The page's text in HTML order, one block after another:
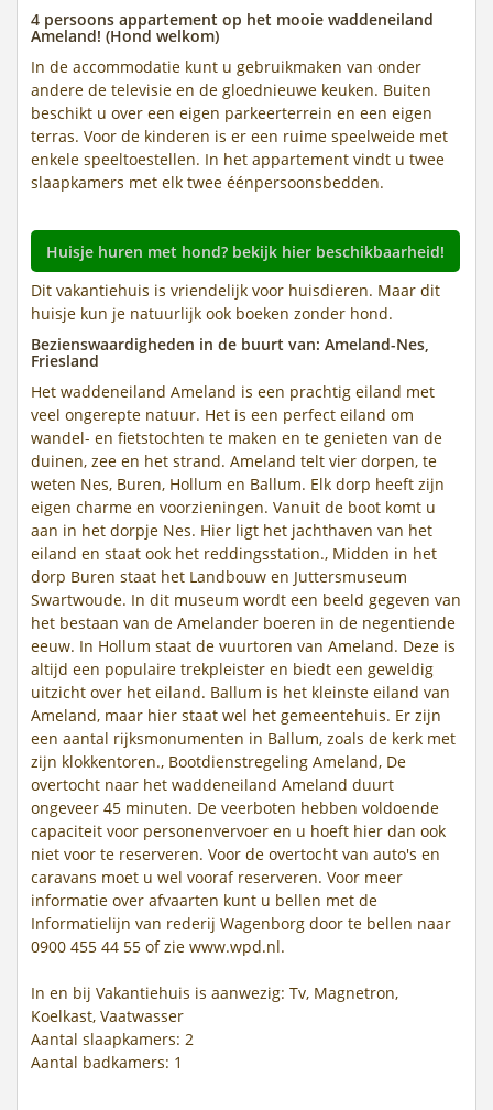
4 persoons appartement op het mooie waddeneiland
Ameland! (Hond welkom)
In de accommodatie kunt u gebruikmaken van onder
andere de televisie en de gloednieuwe keuken. Buiten
beschikt u over een eigen parkeerterrein en een eigen
terras. Voor de kinderen is er een ruime speelweide met
enkele speeltoestellen. In het appartement vindt u twee
slaapkamers met elk twee éénpersoonsbedden.
Huisje huren met hond? bekijk hier beschikbaarheid!
Dit vakantiehuis is vriendelijk voor huisdieren. Maar dit
huisje kun je natuurlijk ook boeken zonder hond.
Bezienswaardigheden in de buurt van: Ameland-Nes,
Friesland
Het waddeneiland Ameland is een prachtig eiland met
veel ongerepte natuur. Het is een perfect eiland om
wandel- en fietstochten te maken en te genieten van de
duinen, zee en het strand. Ameland telt vier dorpen, te
weten Nes, Buren, Hollum en Ballum. Elk dorp heeft zijn
eigen charme en voorzieningen. Vanuit de boot komt u
aan in het dorpje Nes. Hier ligt het jachthaven van het
eiland en staat ook het reddingsstation., Midden in het
dorp Buren staat het Landbouw en Juttersmuseum
Swartwoude. In dit museum wordt een beeld gegeven van
het bestaan van de Amelander boeren in de negentiende
eeuw. In Hollum staat de vuurtoren van Ameland. Deze is
altijd een populaire trekpleister en biedt een geweldig
uitzicht over het eiland. Ballum is het kleinste eiland van
Ameland, maar hier staat wel het gemeentehuis. Er zijn
een aantal rijksmonumenten in Ballum, zoals de kerk met
zijn klokkentoren., Bootdienstregeling Ameland, De
overtocht naar het waddeneiland Ameland duurt
ongeveer 45 minuten. De veerboten hebben voldoende
capaciteit voor personenvervoer en u hoeft hier dan ook
niet voor te reserveren. Voor de overtocht van auto's en
caravans moet u wel vooraf reserveren. Voor meer
informatie over afvaarten kunt u bellen met de
Informatielijn van rederij Wagenborg door te bellen naar
0900 455 44 55 of zie www.wpd.nl.
In en bij Vakantiehuis is aanwezig: Tv, Magnetron,
Koelkast, Vaatwasser
Aantal slaapkamers: 2
Aantal badkamers: 1